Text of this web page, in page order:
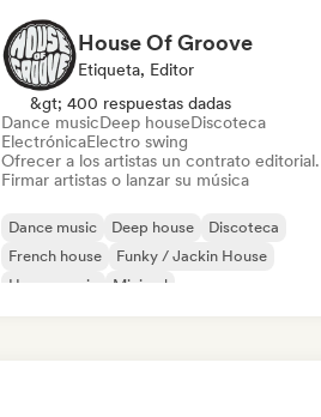
House Of Groove
Etiqueta, Editor
&gt; 400 respuestas dadas
Dance musicDeep houseDiscoteca
ElectrónicaElectro swing
Ofrecer a los artistas un contrato editorial.
Firmar artistas o lanzar su música
Dance music Deep house
Discoteca
French house
Funky / Jackin House
House music
Minimal